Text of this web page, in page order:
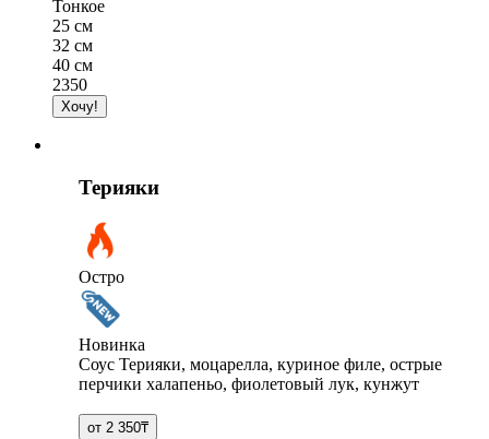
Тонкое
25 см
32 см
40 см
2350
Терияки
Остро
Новинка
Соус Терияки, моцарелла, куриное филе, острые
перчики халапеньо, фиолетовый лук, кунжут